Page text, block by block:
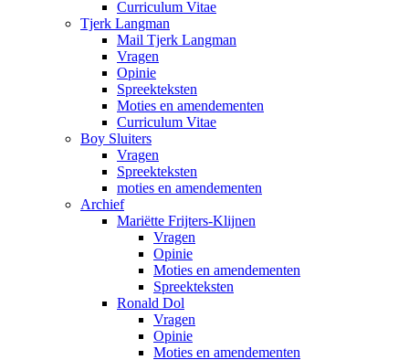
Curriculum Vitae
Tjerk Langman
Mail Tjerk Langman
Vragen
Opinie
Spreekteksten
Moties en amendementen
Curriculum Vitae
Boy Sluiters
Vragen
Spreekteksten
moties en amendementen
Archief
Mariëtte Frijters-Klijnen
Vragen
Opinie
Moties en amendementen
Spreekteksten
Ronald Dol
Vragen
Opinie
Moties en amendementen